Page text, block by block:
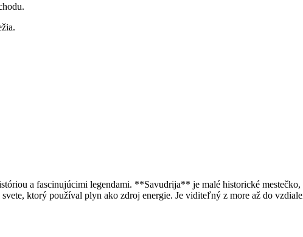
a fascinujúcimi legendami. **Savudrija** je malé historické
ktorý používal plyn ako zdroj energie. Je viditeľný z more až do